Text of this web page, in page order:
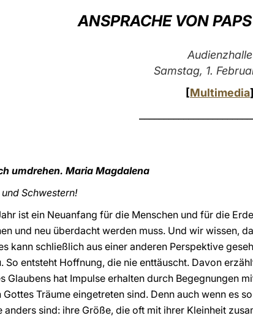
ANSPRACHE VON
Audienzhalle
Samstag, 1.
[Multimedia]
umdrehen. Maria Magdalena
Schwestern!
ist ein Neuanfang für die Menschen und für die
und neu überdacht werden muss. Und wir wissen,
kann schließlich aus einer anderen Perspektive
So entsteht Hoffnung, die nie enttäuscht. Davon
Glaubens hat Impulse erhalten durch Begegnungen
Gottes Träume eingetreten sind. Denn auch wenn es
anders sind: ihre Größe, die oft mit ihrer Kleinheit